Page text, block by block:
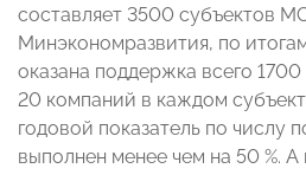
составляет 3500 субъектов
Минэкономразвития, по
оказана поддержка всего
20 компаний в каждом
годовой показатель по числу
выполнен менее чем на 50 %. А